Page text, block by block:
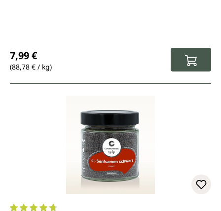
7,99 €
(88,78 € / kg)